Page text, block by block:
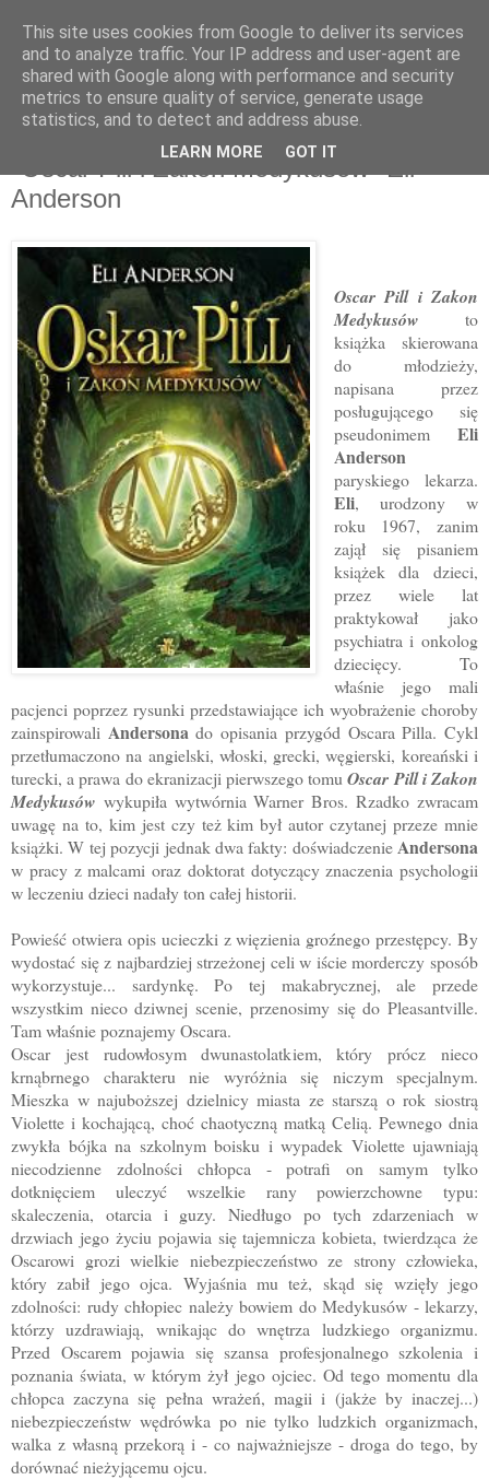
"Oscar Pill i Zakon Medykusów" Eli
Anderson
Oscar Pill i Zakon
Medykusów to
książka skierowana
do młodzieży,
napisana przez
posługującego się
pseudonimemEli
Anderson
paryskiego lekarza.
Eli, urodzony w
roku 1967, zanim
zajął się pisaniem
książek dla dzieci,
przez wiele lat
praktykował jako
psychiatra i onkolog
dziecięcy. To
właśnie jego mali
pacjenci poprzez rysunki przedstawiające ich wyobrażenie choroby
zainspirowali Andersona do opisania przygód Oscara Pilla. Cykl
przetłumaczono na angielski, włoski, grecki, węgierski, koreański i
turecki, a prawa do ekranizacji pierwszego tomu Oscar Pill i Zakon
Medykusów wykupiła wytwórnia Warner Bros. Rzadko zwracam
uwagę na to, kim jest czy też kim był autor czytanej przeze mnie
książki. W tej pozycji jednak dwa fakty: doświadczenieAndersona
w pracy z malcami oraz doktorat dotyczący znaczenia psychologii
w leczeniu dzieci nadały ton całej historii.
Powieść otwiera opis ucieczki z więzienia groźnego przestępcy. By
wydostać się z najbardziej strzeżonej celi w iście morderczy sposób
wykorzystuje... sardynkę. Po tej makabrycznej, ale przede
wszystkim nieco dziwnej scenie, przenosimy się do Pleasantville.
Tam właśnie poznajemy Oscara.
Oscar jest rudowłosym dwunastolatkiem, który prócz nieco
krnąbrnego charakteru nie wyróżnia się niczym specjalnym.
Mieszka w najuboższej dzielnicy miasta ze starszą o rok siostrą
Violette i kochającą, choć chaotyczną matką Celią. Pewnego dnia
zwykła bójka na szkolnym boisku i wypadek Violette ujawniają
niecodzienne zdolności chłopca - potrafi on samym tylko
dotknięciem uleczyć wszelkie rany powierzchowne typu:
skaleczenia, otarcia i guzy. Niedługo po tych zdarzeniach w
drzwiach jego życiu pojawia się tajemnicza kobieta, twierdząca że
Oscarowi grozi wielkie niebezpieczeństwo ze strony człowieka,
który zabił jego ojca. Wyjaśnia mu też, skąd się wzięły jego
zdolności: rudy chłopiec należy bowiem do Medykusów - lekarzy,
którzy uzdrawiają, wnikając do wnętrza ludzkiego organizmu.
Przed Oscarem pojawia się szansa profesjonalnego szkolenia i
poznania świata, w którym żył jego ojciec. Od tego momentu dla
chłopca zaczyna się pełna wrażeń, magii i (jakże by inaczej...)
niebezpieczeństw wędrówka po nie tylko ludzkich organizmach,
walka z własną przekorą i - co najważniejsze - droga do tego, by
dorównać nieżyjącemu ojcu.
This site uses cookies from Google to deliver its services
and to analyze traffic. Your IP address and user-agent are
shared with Google along with performance and security
metrics to ensure quality of service, generate usage
statistics, and to detect and address abuse.
LEARN MORE GOT IT